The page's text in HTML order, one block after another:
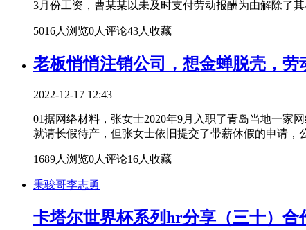
3月份工资，曹某某以未及时支付劳动报酬为由解除了
5016人浏览0人评论43人收藏
老板悄悄注销公司，想金蝉脱壳，劳
2022-12-17 12:43
01据网络材料，张女士2020年9月入职了青岛当地一家
就请长假待产，但张女士依旧提交了带薪休假的申请
1689人浏览0人评论16人收藏
秉骏哥李志勇
卡塔尔世界杯系列hr分享（三十）合